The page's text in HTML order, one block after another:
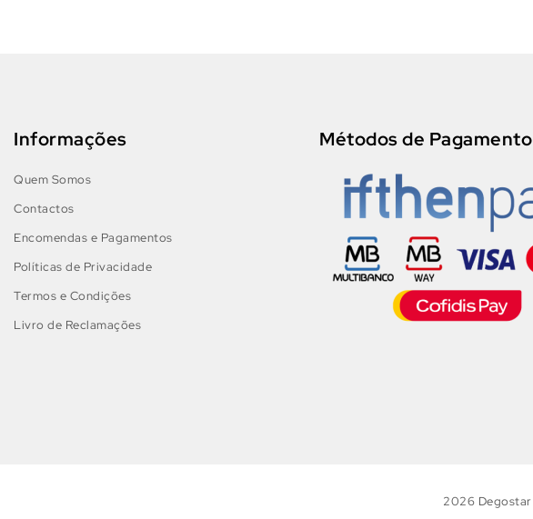
Informações
Quem Somos
Contactos
Encomendas e Pagamentos
Políticas de Privacidade
Termos e Condições
Livro de Reclamações
Métodos de Pagamento
2026 Degostar